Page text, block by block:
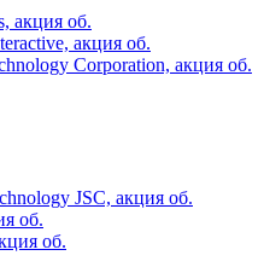
акция об.
акция об.
Corporation, акция об.
JSC, акция об.
об.
об.